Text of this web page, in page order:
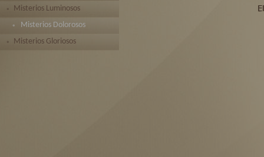
Misterios Luminosos
Misterios Dolorosos
Misterios Gloriosos